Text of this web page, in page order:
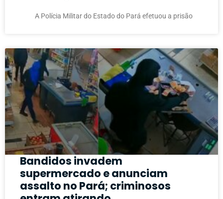
A Polícia Militar do Estado do Pará efetuou a prisão
Bandidos invadem
supermercado e anunciam
assalto no Pará; criminosos